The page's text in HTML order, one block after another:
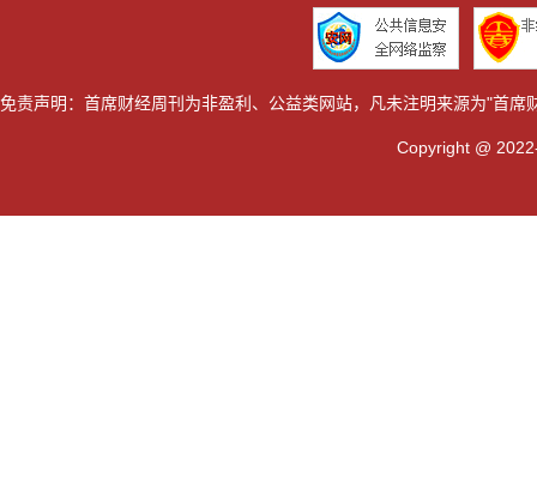
免责声明：首席财经周刊为非盈利、公益类网站，凡未注明来源为"首
Copyright @